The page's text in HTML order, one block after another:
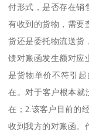
付形式，是否存在销
有收到的货物，需要
货还是委托物流送货
馈对账函发生额对应
是货物单价不符引
在。对于客户根本就
在；2.该客户目前的
收到我方的对账函。